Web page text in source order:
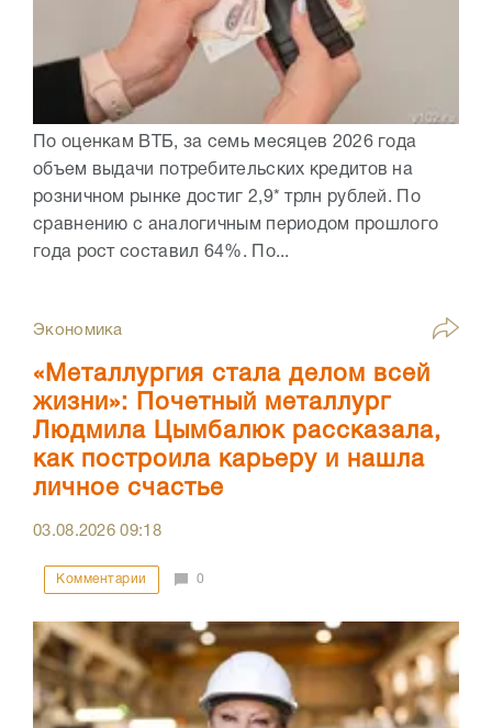
По оценкам ВТБ, за семь месяцев 2026 года
объем выдачи потребительских кредитов на
розничном рынке достиг 2,9* трлн рублей. По
сравнению с аналогичным периодом прошлого
года рост составил 64%. По...
Экономика
«Металлургия стала делом всей
жизни»: Почетный металлург
Людмила Цымбалюк рассказала,
как построила карьеру и нашла
личное счастье
03.08.202609:18
Комментарии 0